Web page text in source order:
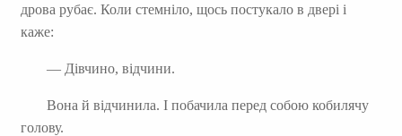
дрова рубає. Коли стемніло, щось постукало в двері і
каже:
— Дівчино, відчини.
Вона й відчинила. І побачила перед собою кобилячу
голову.